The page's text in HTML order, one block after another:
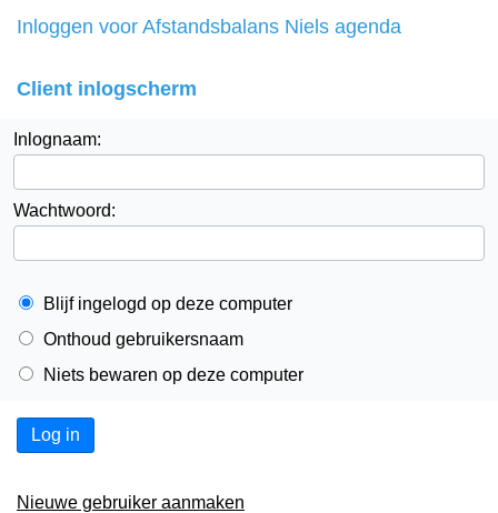
Inloggen voor Afstandsbalans Niels agenda
Client inlogscherm
Inlognaam:
Wachtwoord:
Blijf ingelogd op deze computer
Onthoud gebruikersnaam
Niets bewaren op deze computer
Log in
Nieuwe gebruiker aanmaken